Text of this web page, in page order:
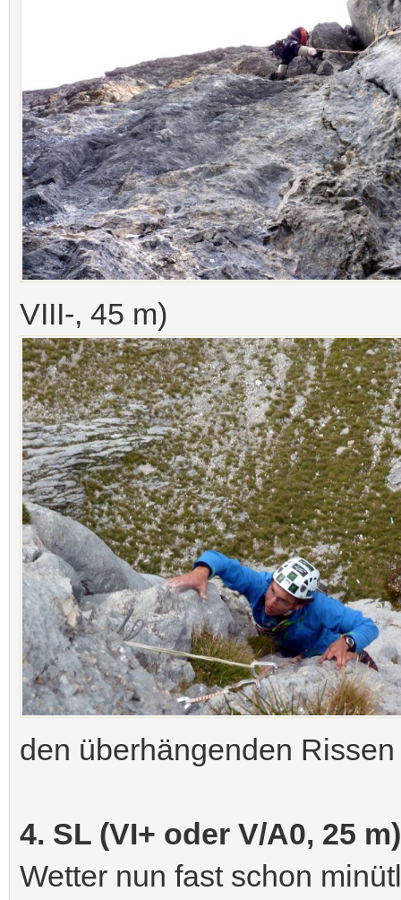
VIII-, 45 m)
den überhängenden Rissen
4. SL (VI+ oder V/A0, 25
Wetter nun fast schon